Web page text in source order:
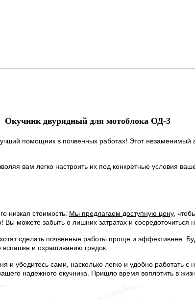
Окучник двурядный для мотоблока ОД-3
помощник в почвенных работах! Этот незаменимый
вам легко настроить их под конкретные условия
низкая стоимость. Мы предлагаем доступную цену,
можете забыть о лишних затратах и сосредоточиться
сделать почвенные работы проще и эффективнее.
и охрашиванию грядок.
и убедитесь сами, насколько легко и удобно работать
надежного окучника. Пришло время воплотить в